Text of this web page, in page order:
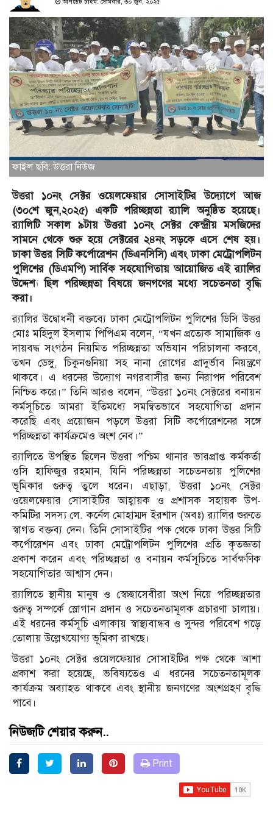
আপডেট টাইম: সোমবার, ৩০ জুন, ২০২৫
ফাইল ছবি: উত্তরা নিউজ
উত্তরা ১০নং সেক্টর ওয়েলফেয়ার সোসাইটির উদ্যোগে আজ
(৩০শে জুন,২০২৫) একটি পরিচ্ছন্নতা র‌্যালি অনুষ্ঠিত হয়েছে।
র‌্যালিটি সকাল ৯টায় উত্তরা ১০নং সেক্টর কেন্দ্রীয় মসজিদের
সামনে থেকে শুরু হয়ে সেক্টরের ২৪নং সড়কে এসে শেষ হয়।
ঢাকা উত্তর সিটি কর্পোরেশন (ডিএনসিসি) এবং ঢাকা মেট্রোপলিটন
পুলিশের (ডিএমপি) সার্বিক সহযোগিতায় আয়োজিত এই র‌্যালির
উদ্দেশ্য ছিল পরিচ্ছন্নতা বিষয়ে জনগণের মধ্যে সচেতনতা বৃদ্ধি
করা।
র‌্যালির উদ্বোধনী বক্তব্যে ঢাকা মেট্রোপলিটন পুলিশের ডিসি উত্তর
মোঃ মহিদুল ইসলাম পিপিএম বলেন, “যখন প্রত্যেক সামাজিক ও
দায়বদ্ধ সংগঠন নিয়মিত পরিচ্ছন্নতা অভিযান পরিচালনা করবে,
তখন ডেঙ্গু, চিকুনগুনিয়া সহ নানা রোগের প্রাদুর্ভাব নিয়ন্ত্রণে
থাকবে। এ ধরনের উদ্যোগ নগরবাসীর জন্য নিরাপদ পরিবেশ
নিশ্চিত করে।” তিনি আরও বলেন, “উত্তরা ১০নং সেক্টরের বনায়ন
কর্মসূচিতে আমরা ইতিমধ্যে সমন্বিতভাবে সহযোগিতা প্রদান
করেছি এবং প্রয়োজন পড়লে উত্তরা সিটি কর্পোরেশনের সঙ্গে
পরিচ্ছন্নতা কার্যক্রমেও অংশ নেব।”
র‌্যালিতে উপস্থিত ছিলেন উত্তরা পশ্চিম থানার ভারপ্রাপ্ত কর্মকর্তা
ওসি হাফিজুর রহমান, যিনি পরিচ্ছন্নতা সচেতনতায় পুলিশের
ভূমিকার গুরুত্ব তুলে ধরেন। এছাড়া, উত্তরা ১০নং সেক্টর
ওয়েলফেয়ার সোসাইটির আহ্বায়ক ও প্রশাসক সহায়ক উপ-
কমিটির সদস্য লে. কর্নেল মোহাম্মদ ইরশাদ (অবঃ) র‌্যালির শুরুতে
স্বাগত বক্তব্য দেন। তিনি সোসাইটির পক্ষ থেকে ঢাকা উত্তর সিটি
কর্পোরেশন এবং ঢাকা মেট্রোপলিটন পুলিশের প্রতি কৃতজ্ঞতা
প্রকাশ করেন এবং পরিচ্ছন্নতা ও বনায়ন কর্মসূচিতে সার্বক্ষণিক
সহযোগিতার আশ্বাস দেন।
র‌্যালিতে স্থানীয় মানুষ ও স্বেচ্ছাসেবীরা অংশ নিয়ে পরিচ্ছন্নতার
গুরুত্ব সম্পর্কে স্লোগান প্রদান ও সচেতনতামূলক প্রচারণা চালায়।
এই ধরনের কর্মসূচি এলাকায় স্বাস্থ্যবান্ধব ও সুন্দর পরিবেশ গড়ে
তোলায় উল্লেখযোগ্য ভূমিকা রাখছে।
উত্তরা ১০নং সেক্টর ওয়েলফেয়ার সোসাইটির পক্ষ থেকে আশা
প্রকাশ করা হয়েছে, ভবিষ্যতেও এ ধরনের সচেতনতামূলক
কার্যক্রম অব্যাহত থাকবে এবং স্থানীয় জনগণের অংশগ্রহণ বৃদ্ধি
পাবে।
নিউজটি শেয়ার করুন..
Print